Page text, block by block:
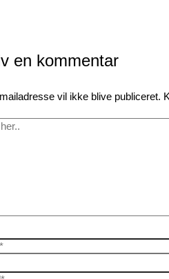
en kommentar
vil ikke blive publiceret.